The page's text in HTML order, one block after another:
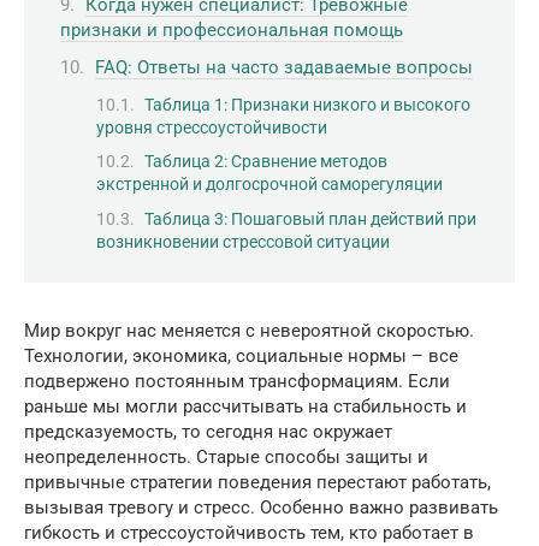
признаки и профессиональная помощь
FAQ: Ответы на часто задаваемые вопросы
Таблица 1: Признаки низкого и высокого
уровня стрессоустойчивости
Таблица 2: Сравнение методов
экстренной и долгосрочной саморегуляции
Таблица 3: Пошаговый план действий при
возникновении стрессовой ситуации
Мир вокруг нас меняется с невероятной скоростью.
Технологии, экономика, социальные нормы – все
подвержено постоянным трансформациям. Если
раньше мы могли рассчитывать на стабильность и
предсказуемость, то сегодня нас окружает
неопределенность. Старые способы защиты и
привычные стратегии поведения перестают работать,
вызывая тревогу и стресс. Особенно важно развивать
гибкость и стрессоустойчивость тем, кто работает в